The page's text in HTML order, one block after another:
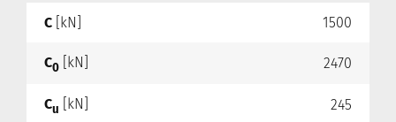
C [kN] 1500
C0 [kN] 2470
Cu [kN] 245